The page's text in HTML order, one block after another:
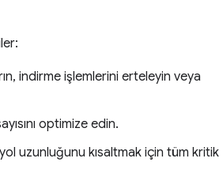
indirme işlemlerini erteleyin veya
optimize edin.
uzunluğunu kısaltmak için tüm kritik